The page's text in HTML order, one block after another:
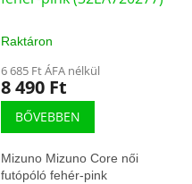
Raktáron
6 685 Ft ÁFA nélkül
8 490 Ft
BŐVEBBEN
Mizuno Mizuno Core női
futópóló fehér-pink